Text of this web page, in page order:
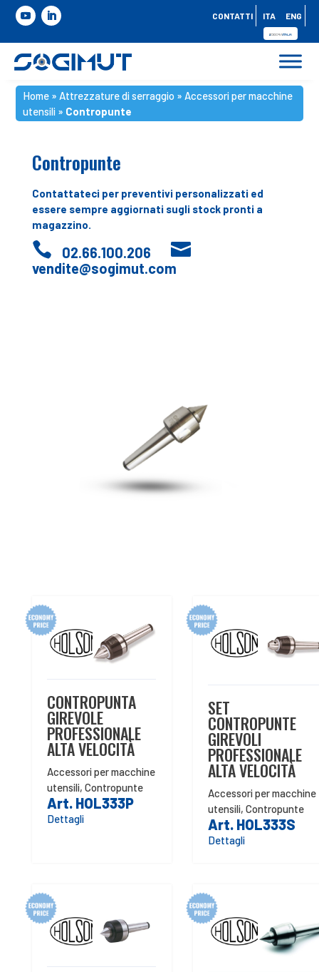
CONTATTI ITA ENG
Home » Attrezzature di serraggio » Accessori per macchine
utensili » Contropunte
Contropunte
Contattateci per preventivi personalizzati ed
essere sempre aggiornati sugli stock pronti a
magazzino.
 02.66.100.206 
vendite@sogimut.com
CONTROPUNTA
GIREVOLE
PROFESSIONALE
ALTA VELOCITÀ
Accessori per macchine
utensili, Contropunte
Art. HOL333P
Dettagli
SET
CONTROPUNTE
GIREVOLI
PROFESSIONALE
ALTA VELOCITÀ
Accessori per macchine
utensili, Contropunte
Art. HOL333S
Dettagli